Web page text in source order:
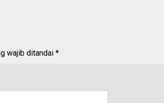
wajib ditandai *